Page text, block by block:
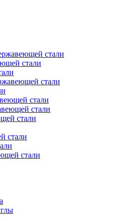
стали
стали
стали
стали
стали
стали
стали
стали